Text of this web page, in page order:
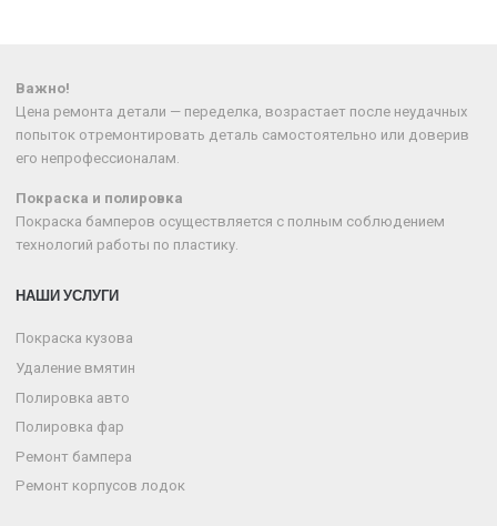
Важно!
Цена ремонта детали — переделка, возрастает после неудачных
попыток отремонтировать деталь самостоятельно или доверив
его непрофессионалам.
Покраска и полировка
Покраска бамперов осуществляется с полным соблюдением
технологий работы по пластику.
НАШИ УСЛУГИ
Покраска кузова
Удаление вмятин
Полировка авто
Полировка фар
Ремонт бампера
Ремонт корпусов лодок